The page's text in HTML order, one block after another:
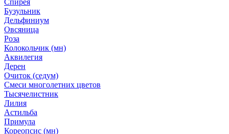
Спирея
Бузульник
Дельфиниум
Овсяница
Роза
Колокольчик (мн)
Аквилегия
Дерен
Очиток (седум)
Смеси многолетних цветов
Тысячелистник
Лилия
Астильба
Примула
Кореопсис (мн)